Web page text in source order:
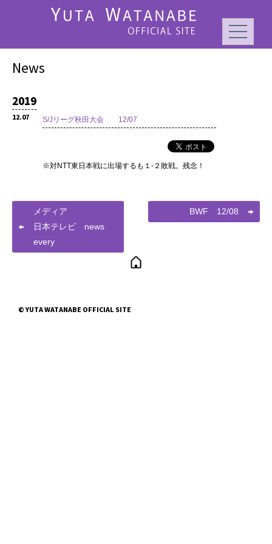
News
2019
12.07 S/Jリーグ秋田大会 12/07
※対NTT東日本戦に出場するも１-２敗戦。残念！
メディア
日本テレビ news
every
BWF 12/08
© YUTA WATANABE OFFICIAL SITE